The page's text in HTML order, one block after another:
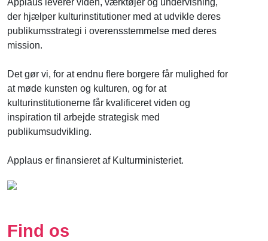
Applaus leverer viden, værktøjer og undervisning,
der hjælper kulturinstitutioner med at udvikle deres
publikumsstrategi i overensstemmelse med deres
mission.
Det gør vi, for at endnu flere borgere får mulighed for
at møde kunsten og kulturen, og for at
kulturinstitutionerne får kvalificeret viden og
inspiration til arbejde strategisk med
publikumsudvikling.
Applaus er finansieret af Kulturministeriet.
Find os